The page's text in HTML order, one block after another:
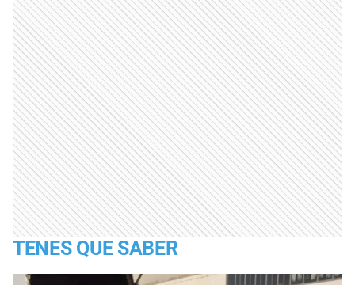
TENES QUE SABER